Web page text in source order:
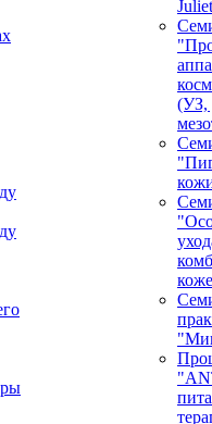
(УЗ,